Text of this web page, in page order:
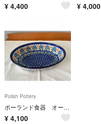
¥ 4,400 ¥ 4,000
Polish Pottery
ポーランド食器 オーバルディッシュ
¥ 4,100